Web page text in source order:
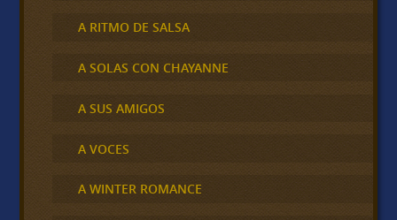
A RITMO DE SALSA
A SOLAS CON CHAYANNE
A SUS AMIGOS
A VOCES
A WINTER ROMANCE